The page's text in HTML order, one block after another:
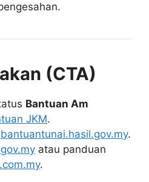
(CTA)
Bantuan Am
JKM.
bantuantunai.hasil.gov.my.
atau panduan
.